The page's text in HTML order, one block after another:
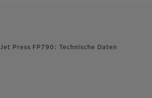
Jet Press FP790: Technische Daten